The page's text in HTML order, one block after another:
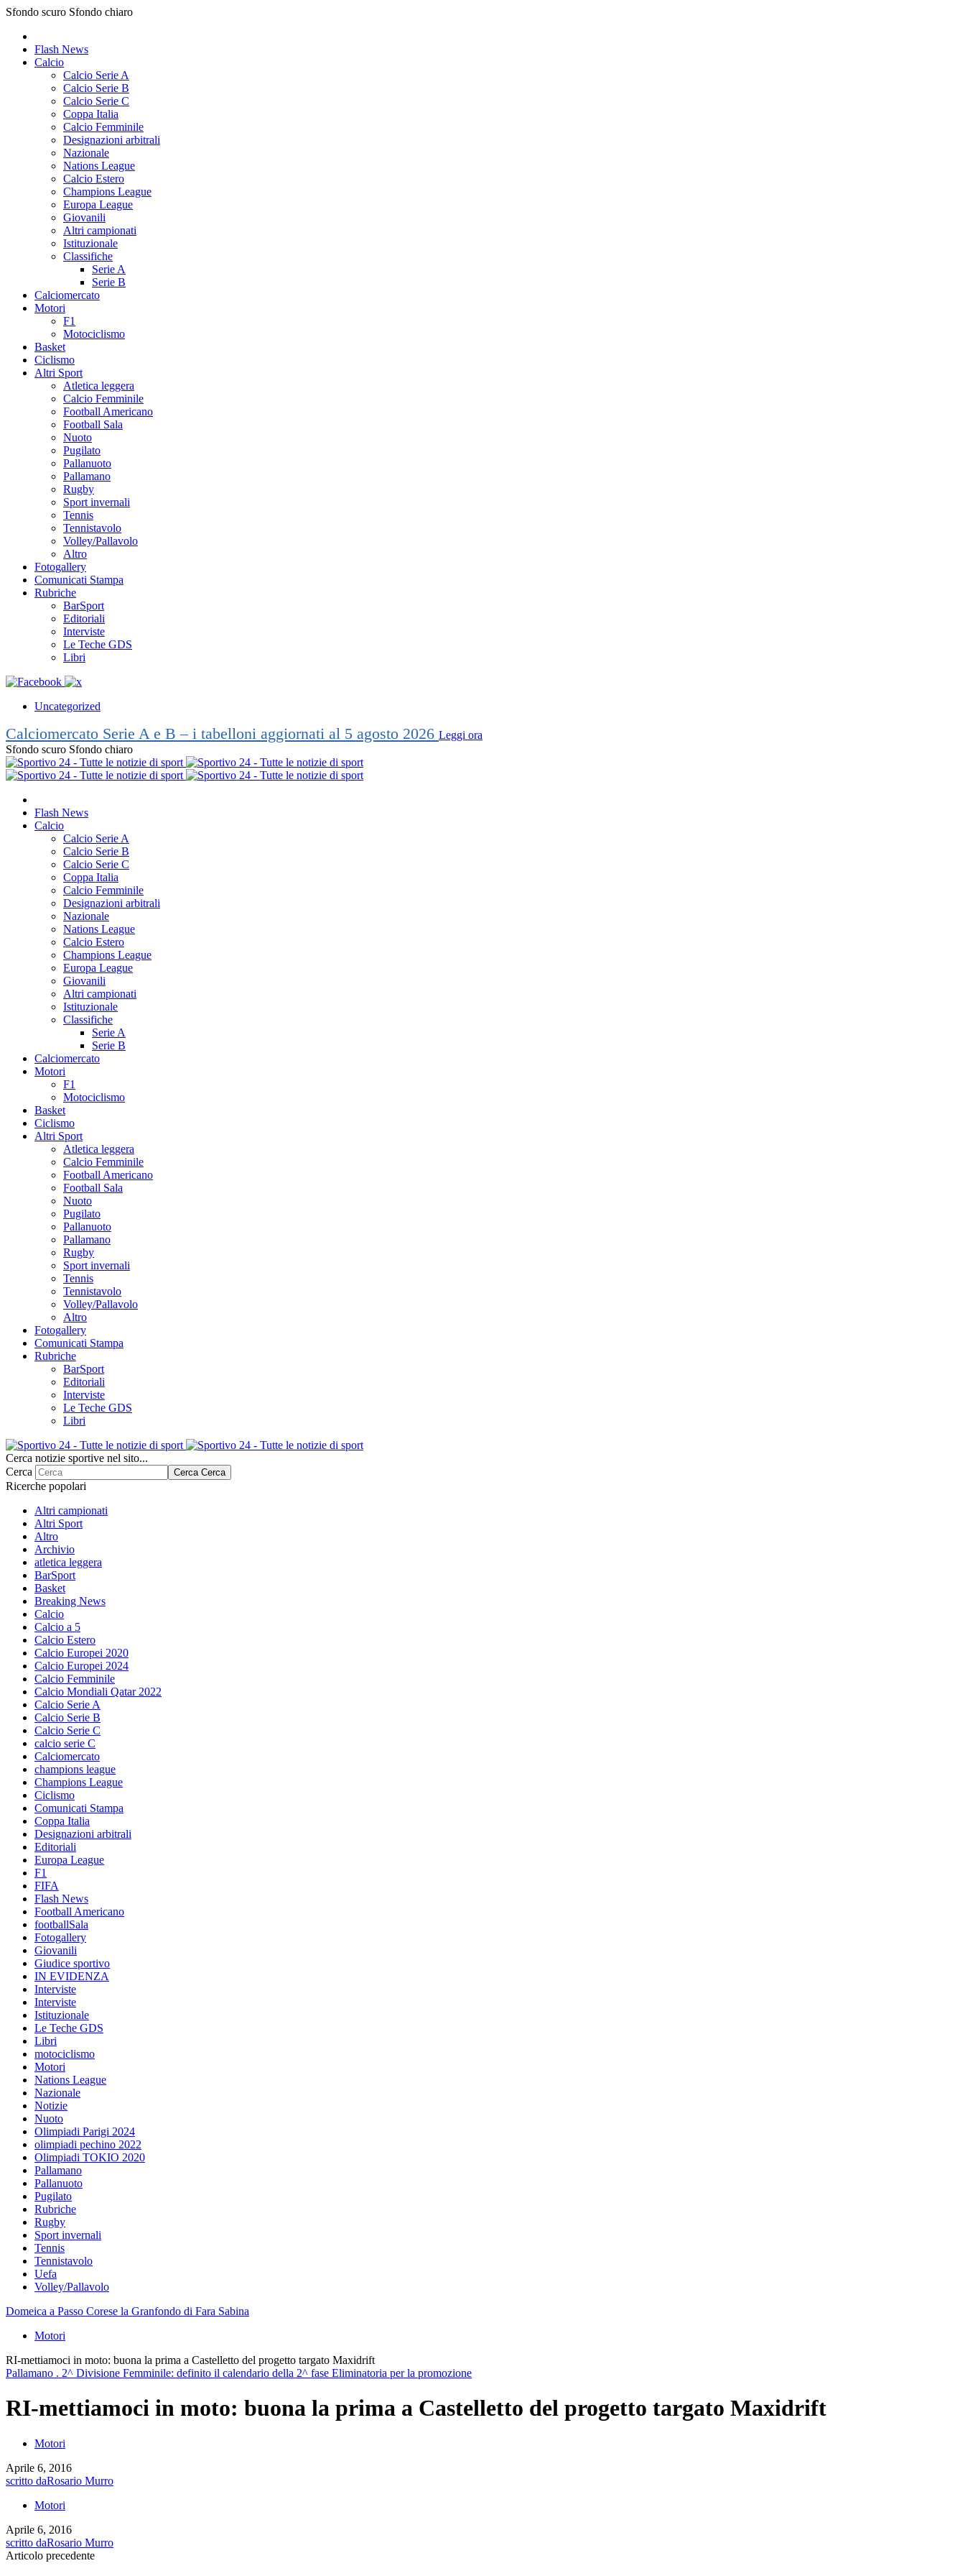
Sfondo scuro Sfondo chiaro
Flash News
Calcio
Calcio Serie A
Calcio Serie B
Calcio Serie C
Coppa Italia
Calcio Femminile
Designazioni arbitrali
Nazionale
Nations League
Calcio Estero
Champions League
Europa League
Giovanili
Altri campionati
Istituzionale
Classifiche
Serie A
Serie B
Calciomercato
Motori
F1
Motociclismo
Basket
Ciclismo
Altri Sport
Atletica leggera
Calcio Femminile
Football Americano
Football Sala
Nuoto
Pugilato
Pallanuoto
Pallamano
Rugby
Sport invernali
Tennis
Tennistavolo
Volley/Pallavolo
Altro
Fotogallery
Comunicati Stampa
Rubriche
BarSport
Editoriali
Interviste
Le Teche GDS
Libri
Uncategorized
Calciomercato Serie A e B – i tabelloni aggiornati al 5 agosto 2026 Leggi ora
Sfondo scuro Sfondo chiaro
Flash News
Calcio
Calcio Serie A
Calcio Serie B
Calcio Serie C
Coppa Italia
Calcio Femminile
Designazioni arbitrali
Nazionale
Nations League
Calcio Estero
Champions League
Europa League
Giovanili
Altri campionati
Istituzionale
Classifiche
Serie A
Serie B
Calciomercato
Motori
F1
Motociclismo
Basket
Ciclismo
Altri Sport
Atletica leggera
Calcio Femminile
Football Americano
Football Sala
Nuoto
Pugilato
Pallanuoto
Pallamano
Rugby
Sport invernali
Tennis
Tennistavolo
Volley/Pallavolo
Altro
Fotogallery
Comunicati Stampa
Rubriche
BarSport
Editoriali
Interviste
Le Teche GDS
Libri
Cerca notizie sportive nel sito...
Cerca
Cerca Cerca
Ricerche popolari
Altri campionati
Altri Sport
Altro
Archivio
atletica leggera
BarSport
Basket
Breaking News
Calcio
Calcio a 5
Calcio Estero
Calcio Europei 2020
Calcio Europei 2024
Calcio Femminile
Calcio Mondiali Qatar 2022
Calcio Serie A
Calcio Serie B
Calcio Serie C
calcio serie C
Calciomercato
champions league
Champions League
Ciclismo
Comunicati Stampa
Coppa Italia
Designazioni arbitrali
Editoriali
Europa League
F1
FIFA
Flash News
Football Americano
footballSala
Fotogallery
Giovanili
Giudice sportivo
IN EVIDENZA
Interviste
Interviste
Istituzionale
Le Teche GDS
Libri
motociclismo
Motori
Nations League
Nazionale
Notizie
Nuoto
Olimpiadi Parigi 2024
olimpiadi pechino 2022
Olimpiadi TOKIO 2020
Pallamano
Pallanuoto
Pugilato
Rubriche
Rugby
Sport invernali
Tennis
Tennistavolo
Uefa
Volley/Pallavolo
Domeica a Passo Corese la Granfondo di Fara Sabina
Motori
RI-mettiamoci in moto: buona la prima a Castelletto del progetto targato Maxidrift
Pallamano . 2^ Divisione Femminile: definito il calendario della 2^ fase Eliminatoria per la promozione
RI-mettiamoci in moto: buona la prima a Castelletto del progetto targato Maxidrift
Motori
Aprile 6, 2016
scritto daRosario Murro
Motori
Aprile 6, 2016
scritto daRosario Murro
Articolo precedente